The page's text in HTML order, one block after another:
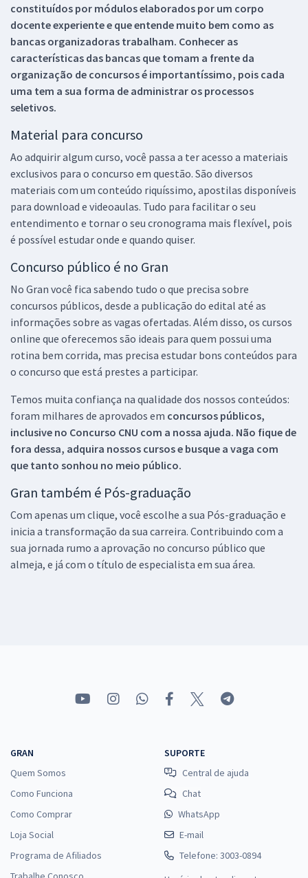
constituídos por módulos elaborados por um corpo
docente experiente e que entende muito bem como as
bancas organizadoras trabalham. Conhecer as
características das bancas que tomam a frente da
organização de concursos é importantíssimo, pois cada
uma tem a sua forma de administrar os processos
seletivos.
Material para concurso
Ao adquirir algum curso, você passa a ter acesso a materiais
exclusivos para o concurso em questão. São diversos
materiais com um conteúdo riquíssimo, apostilas disponíveis
para download e videoaulas. Tudo para facilitar o seu
entendimento e tornar o seu cronograma mais flexível, pois
é possível estudar onde e quando quiser.
Concurso público é no Gran
No Gran você fica sabendo tudo o que precisa sobre
concursos públicos, desde a publicação do edital até as
informações sobre as vagas ofertadas. Além disso, os cursos
online que oferecemos são ideais para quem possui uma
rotina bem corrida, mas precisa estudar bons conteúdos para
o concurso que está prestes a participar.
Temos muita confiança na qualidade dos nossos conteúdos:
foram milhares de aprovados em concursos públicos,
inclusive no Concurso CNU com a nossa ajuda. Não fique de
fora dessa, adquira nossos cursos e busque a vaga com
que tanto sonhou no meio público.
Gran também é Pós-graduação
Com apenas um clique, você escolhe a sua Pós-graduação e
inicia a transformação da sua carreira. Contribuindo com a
sua jornada rumo a aprovação no concurso público que
almeja, e já com o título de especialista em sua área.
GRAN
Quem Somos
Como Funciona
Como Comprar
Loja Social
Programa de Afiliados
SUPORTE
Central de ajuda
Chat
WhatsApp
E-mail
Telefone: 3003-0894